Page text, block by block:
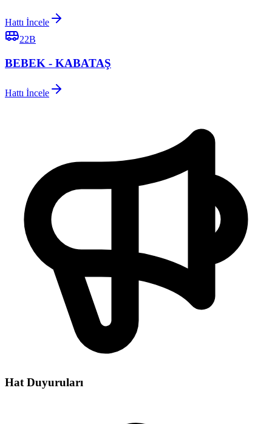
Hattı İncele
22B
BEBEK - KABATAŞ
Hattı İncele
Hat Duyuruları